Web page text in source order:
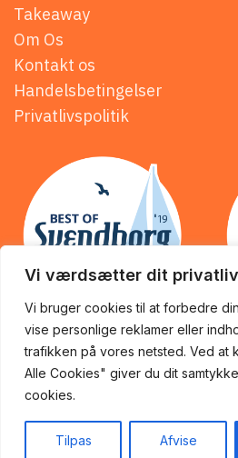
Vi værdsætter dit privatliv
Vi bruger cookies til at forbedre
vise personlige reklamer eller
trafikken på vores netsted. Ved at
Alle Cookies" giver du dit
cookies.
Tilpas Afvise
Takeaway
Om Os
Kontakt os
Handelsbetingelser
Privatlivspolitik
KİNG of KEBAB @ 2025 |